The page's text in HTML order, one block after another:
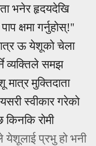
भनेर हृदयदेखि
क्षमा गर्नुहोस्!''
ऊ येशूको चेला
व्यक्तिले समझ
मुक्तिदाता
स्वीकार गरेको
रोमी
येशूलाई प्रभु हो भनी